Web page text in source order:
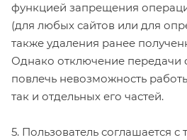
функцией запрещения
(для любых сайтов или для
также удаления ранее
Однако отключение передачи
повлечь невозможность
так и отдельных его частей.
5. Пользователь соглашается с